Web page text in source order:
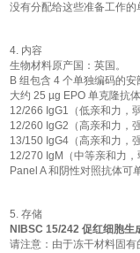
没有分配给这些准备工作的
4. 内容
生物材料原产国：英国。
B 组包含 4 个单独编码的
大约 25 µg EPO 单克隆抗
12/266 IgG1（低亲和力，
12/260 IgG2（高亲和力，
13/150 IgG4（高亲和力，
12/270 IgM（中等亲和力
Panel A 和阴性对照抗体可
5. 存储
NIBSC 15/242 促红细胞生
请注意：由于冻干材料固有